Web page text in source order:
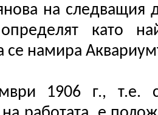
на следващия
като
се намира
1906 г., т.е.